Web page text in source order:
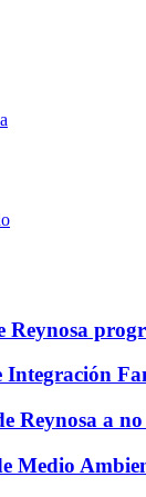
Reynosa
Integración
Reynosa a
Medio